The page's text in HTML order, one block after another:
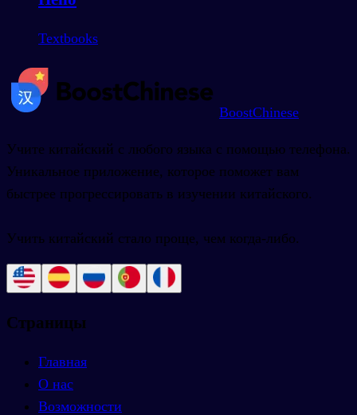
Textbooks
BoostChinese
Учите китайский с любого языка с помощью телефона.
Уникальное приложение, которое поможет вам
быстрее прогрессировать в изучении китайского.
Учить китайский стало проще, чем когда-либо.
Страницы
Главная
О нас
Возможности